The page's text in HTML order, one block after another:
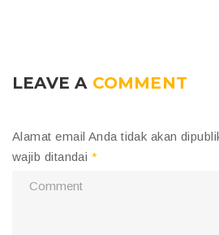
LEAVE A COMMENT
Alamat email Anda tidak akan
wajib ditandai *